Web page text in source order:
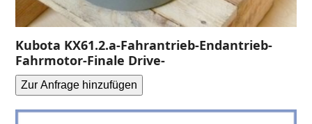
Kubota KX61.2.a-Fahrantrieb-Endantrieb-
Fahrmotor-Finale Drive-
Zur Anfrage hinzufügen